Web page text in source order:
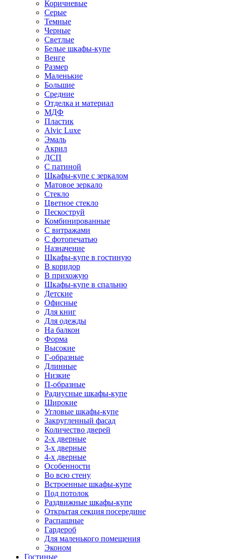
Коричневые
Серые
Темные
Черные
Светлые
Белые шкафы-купе
Венге
Размер
Маленькие
Большие
Средние
Отделка и материал
МДФ
Пластик
Alvic Luxe
Эмаль
Акрил
ДСП
С патиной
Шкафы-купе с зеркалом
Матовое зеркало
Стекло
Цветное стекло
Пескоструй
Комбинированные
С витражами
С фотопечатью
Назначение
Шкафы-купе в гостиную
В коридор
В прихожую
Шкафы-купе в спальню
Детские
Офисные
Для книг
Для одежды
На балкон
Форма
Высокие
Г-образные
Длинные
Низкие
П-образные
Радиусные шкафы-купе
Широкие
Угловые шкафы-купе
Закругленный фасад
Количество дверей
2-х дверные
3-х дверные
4-х дверные
Особенности
Во всю стену
Встроенные шкафы-купе
Под потолок
Раздвижные шкафы-купе
Открытая секция посередине
Распашные
Гардероб
Для маленького помещения
Эконом
Гостиные